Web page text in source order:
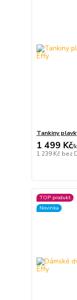
Tankiny
1 499 Kč/
1 239 Kč bez
TOP produkt
Novinka